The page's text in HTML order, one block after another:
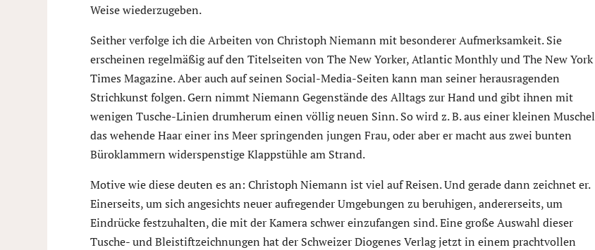
Weise wiederzugeben.
Seither verfolge ich die Arbeiten von Christoph Niemann mit besonderer Aufmerksamkeit. Sie
erscheinen regelmäßig auf den Titelseiten von The New Yorker, Atlantic Monthly und The New York
Times Magazine. Aber auch auf seinen Social-Media-Seiten kann man seiner herausragenden
Strichkunst folgen. Gern nimmt Niemann Gegenstände des Alltags zur Hand und gibt ihnen mit
wenigen Tusche-Linien drumherum einen völlig neuen Sinn. So wird z. B. aus einer kleinen Muschel
das wehende Haar einer ins Meer springenden jungen Frau, oder aber er macht aus zwei bunten
Büroklammern widerspenstige Klappstühle am Strand.
Motive wie diese deuten es an: Christoph Niemann ist viel auf Reisen. Und gerade dann zeichnet er.
Einerseits, um sich angesichts neuer aufregender Umgebungen zu beruhigen, andererseits, um
Eindrücke festzuhalten, die mit der Kamera schwer einzufangen sind. Eine große Auswahl dieser
Tusche- und Bleistiftzeichnungen hat der Schweizer Diogenes Verlag jetzt in einem prachtvollen